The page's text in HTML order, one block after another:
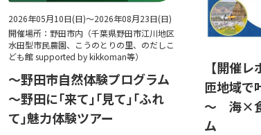
2026年05月10日(日)～2026年08月23日(日)
開催場所：野田市内（千葉県野田市江川地区
水田型市民農園、こうのとりの里、のだしこ
ども館 supported by kikkoman等）
～野田市自然体験プログラム
～野田に｢来て｣｢見て｣｢ふれ
て｣魅力体験ツアー
【開催
匝地域で
～ 海×食
ム